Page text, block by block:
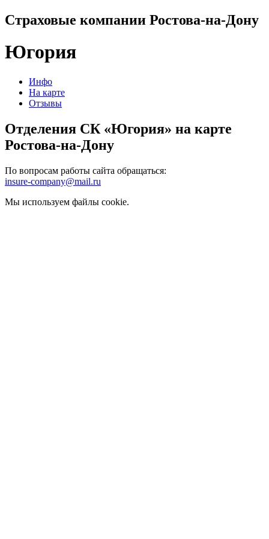
Страховые компании Ростова-на-Дону
Югория
Инфо
На карте
Отзывы
Отделения СК «Югория» на карте
Ростова-на-Дону
По вопросам работы сайта обращаться:
insure-company@mail.ru
Мы используем файлы cookie.